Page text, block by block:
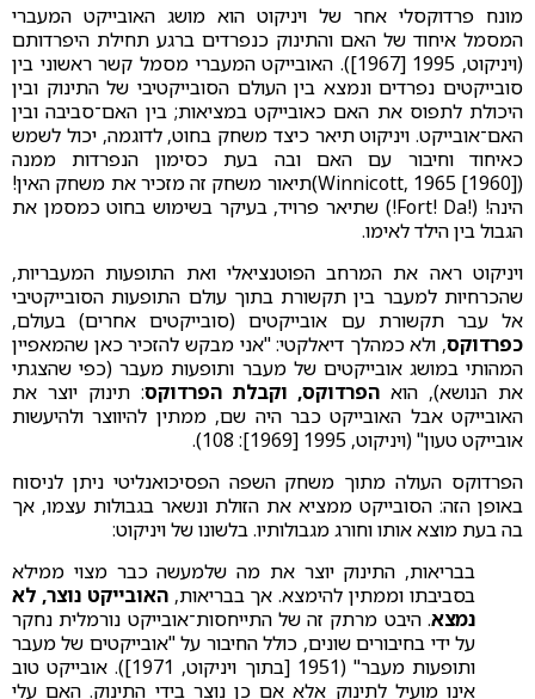
מונח פרדוקסלי אחר של ויניקוט הוא מושג האובייקט המעברי
המסמל איחוד של האם והתינוק כנפרדים ברגע תחילת היפרדותם
(ויניקוט, 1995 [1967]). האובייקט המעברי מסמל קשר ראשוני בין
סובייקטים נפרדים ונמצא בין העולם הסובייקטיבי של התינוק ובין
היכולת לתפוס את האם כאובייקט במציאות; בין האם־סביבה ובין
האם־אובייקט. ויניקוט תיאר כיצד משחק בחוט, לדוגמה, יכול לשמש
כאיחוד וחיבור עם האם ובה בעת כסימון הנפרדות ממנה
(Winnicott, 1965 [1960])תיאור משחק זה מזכיר את משחק האין!
הינה! (!Fort! Da!) שתיאר פרויד, בעיקר בשימוש בחוט כמסמן את
הגבול בין הילד לאימו.
ויניקוט ראה את המרחב הפוטנציאלי ואת התופעות המעבריות,
שהכרחיות למעבר בין תקשורת בתוך עולם התופעות הסובייקטיבי
אל עבר תקשורת עם אובייקטים (סובייקטים אחרים) בעולם,
כפרדוקס, ולא כמהלך דיאלקטי: "אני מבקש להזכיר כאן שהמאפיין
המהותי במושג אובייקטים של מעבר ותופעות מעבר (כפי שהצגתי
את הנושא), הוא הפרדוקס, וקבלת הפרדוקס: תינוק יוצר את
האובייקט אבל האובייקט כבר היה שם, ממתין להיווצר ולהיעשות
אובייקט טעון" (ויניקוט, 1995 [1969]: 108).
הפרדוקס העולה מתוך משחק השפה הפסיכואנליטי ניתן לניסוח
באופן הזה: הסובייקט ממציא את הזולת ונשאר בגבולות עצמו, אך
בה בעת מוצא אותו וחורג מגבולותיו. בלשונו של ויניקוט:
בבריאות, התינוק יוצר את מה שלמעשה כבר מצוי ממילא
בסביבתו וממתין להימצא. אך בבריאות,האובייקט נוצר, לא
נמצא. היבט מרתק זה של התייחסות־אובייקט נורמלית נחקר
על ידי בחיבורים שונים, כולל החיבור על "אובייקטים של מעבר
ותופעות מעבר" (1951 [בתוך ויניקוט, 1971]). אובייקט טוב
אינו מועיל לתינוק אלא אם כן נוצר בידי התינוק. האם עלי